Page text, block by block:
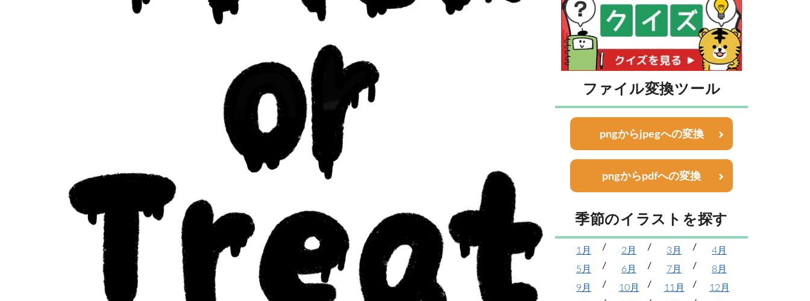
ファイル変換ツール
pngからjpegへの変換
pngからpdfへの変換
季節のイラストを探す
1月 2月 3月
4月
5月
6月 7月
8月
9月
10月 11月
12月